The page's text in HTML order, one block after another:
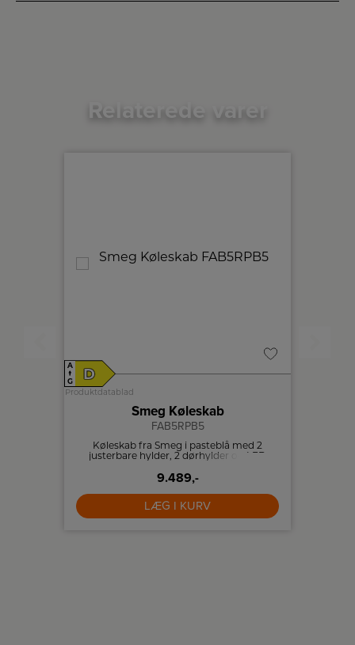
Relaterede varer
A
↑
G
D
Produktdatablad
Smeg Køleskab
FAB5RPB5
Køleskab fra Smeg i pasteblå med 2
justerbare hylder, 2 dørhylder og LED
9.489,-
LÆG I KURV